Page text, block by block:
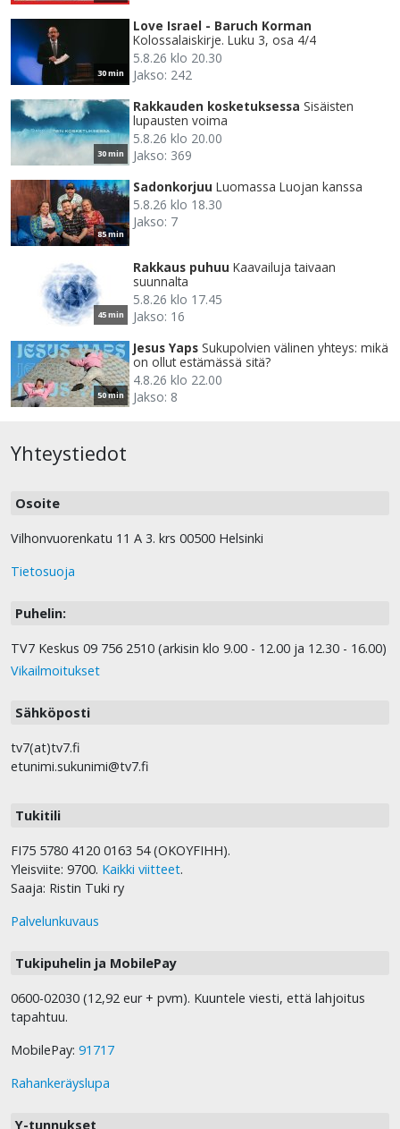
30 min
Love Israel - Baruch Korman
Kolossalaiskirje. Luku 3, osa 4/4
5.8.26 klo 20.30
Jakso: 242
30 min
Rakkauden kosketuksessa Sisäisten
lupausten voima
5.8.26 klo 20.00
Jakso: 369
85 min
Sadonkorjuu Luomassa Luojan kanssa
5.8.26 klo 18.30
Jakso: 7
45 min
Rakkaus puhuu Kaavailuja taivaan
suunnalta
5.8.26 klo 17.45
Jakso: 16
50 min
Jesus Yaps Sukupolvien välinen yhteys: mikä
on ollut estämässä sitä?
4.8.26 klo 22.00
Jakso: 8
Yhteystiedot
Osoite
Vilhonvuorenkatu 11 A 3. krs 00500 Helsinki
Tietosuoja
Puhelin:
TV7 Keskus 09 756 2510 (arkisin klo 9.00 - 12.00 ja 12.30 - 16.00)
Vikailmoitukset
Sähköposti
tv7(at)tv7.fi
etunimi.sukunimi@tv7.fi
Tukitili
FI75 5780 4120 0163 54 (OKOYFIHH).
Yleisviite: 9700. Kaikki viitteet.
Saaja: Ristin Tuki ry
Palvelunkuvaus
Tukipuhelin ja MobilePay
0600-02030 (12,92 eur + pvm). Kuuntele viesti, että lahjoitus
tapahtuu.
MobilePay: 91717
Rahankeräyslupa
Y-tunnukset